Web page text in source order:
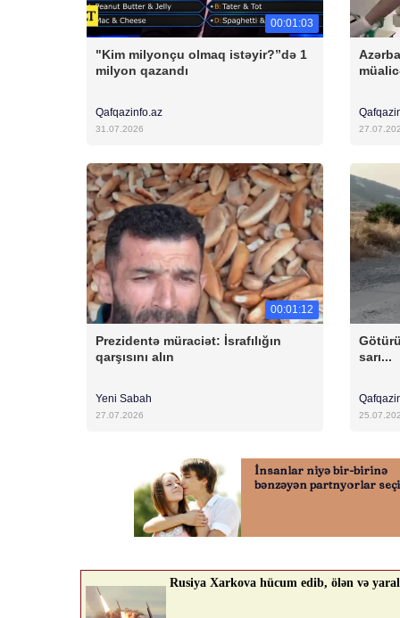
00:01:03
"Kim milyonçu olmaq istəyir?”də 1
milyon qazandı
Qafqazinfo.az
31.07.2026
00:01:12
Prezidentə müraciət: İsrafılığın
qarşısını alın
Yeni Sabah
27.07.2026
sarı...